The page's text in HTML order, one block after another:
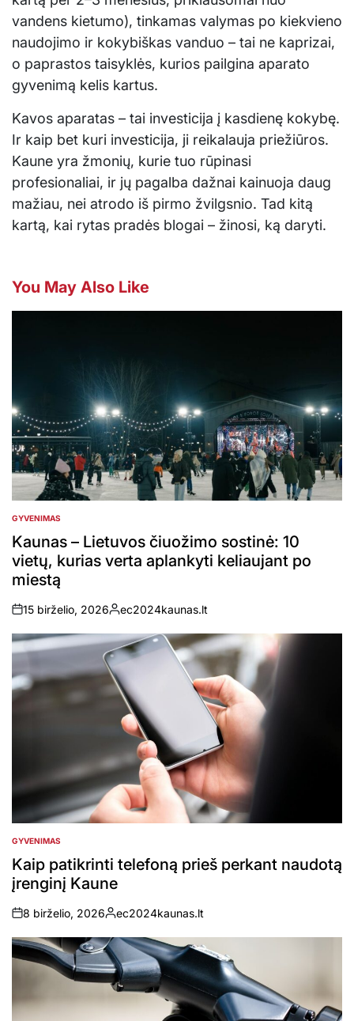
vandens kietumo), tinkamas valymas po kiekvieno
naudojimo ir kokybiškas vanduo – tai ne kaprizai,
o paprastos taisyklės, kurios pailgina aparato
gyvenimą kelis kartus.
Kavos aparatas – tai investicija į kasdienę kokybę.
Ir kaip bet kuri investicija, ji reikalauja priežiūros.
Kaune yra žmonių, kurie tuo rūpinasi
profesionaliai, ir jų pagalba dažnai kainuoja daug
mažiau, nei atrodo iš pirmo žvilgsnio. Tad kitą
kartą, kai rytas pradės blogai – žinosi, ką daryti.
You May Also Like
POSTED
IN
GYVENIMAS
Kaunas – Lietuvos čiuožimo sostinė: 10
vietų, kurias verta aplankyti keliaujant po
miestą
on
15 birželio, 2026
Posted
by
ec2024kaunas.lt
POSTED
IN
GYVENIMAS
Kaip patikrinti telefoną prieš perkant naudotą
įrenginį Kaune
on
8 birželio, 2026
Posted
by
ec2024kaunas.lt